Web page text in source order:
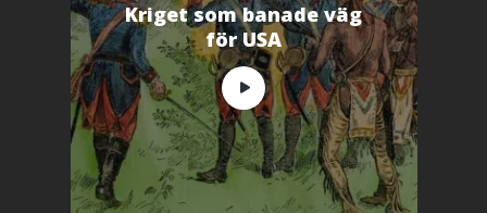
Kriget som banade väg
för USA